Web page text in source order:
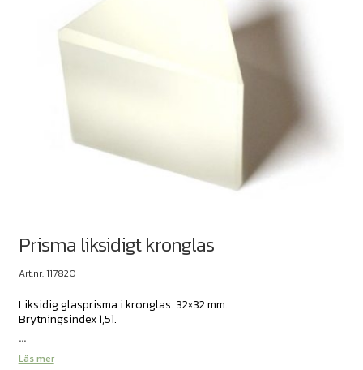
Prisma liksidigt kronglas
Art.nr: 117820
Liksidig glasprisma i kronglas. 32×32 mm.
Brytningsindex 1,51.
...
Läs mer